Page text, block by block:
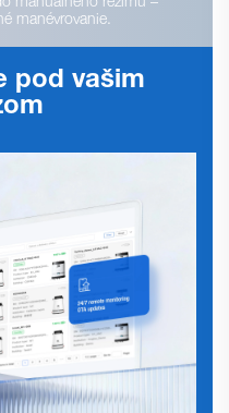
manuálneho režimu –
manévrovanie.
pod vašim